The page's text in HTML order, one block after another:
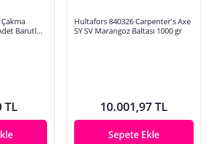
Barutlu
TL
Hultafors 840326 Carpenter's Axe
SY SV Marangoz Baltası 1000 gr
10.001,97 TL
Sepete Ekle